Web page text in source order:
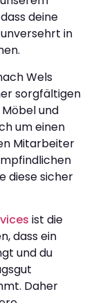
deine
in
Wels
sorgfältigen
und
um einen
Mitarbeiter
diese sicher
ist die
dass ein
und du
Daher